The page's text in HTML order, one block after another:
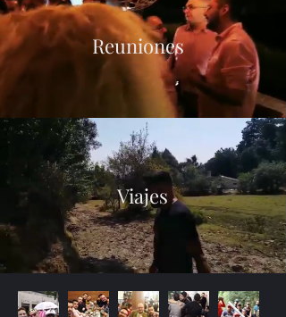
Reuniones
Viajes